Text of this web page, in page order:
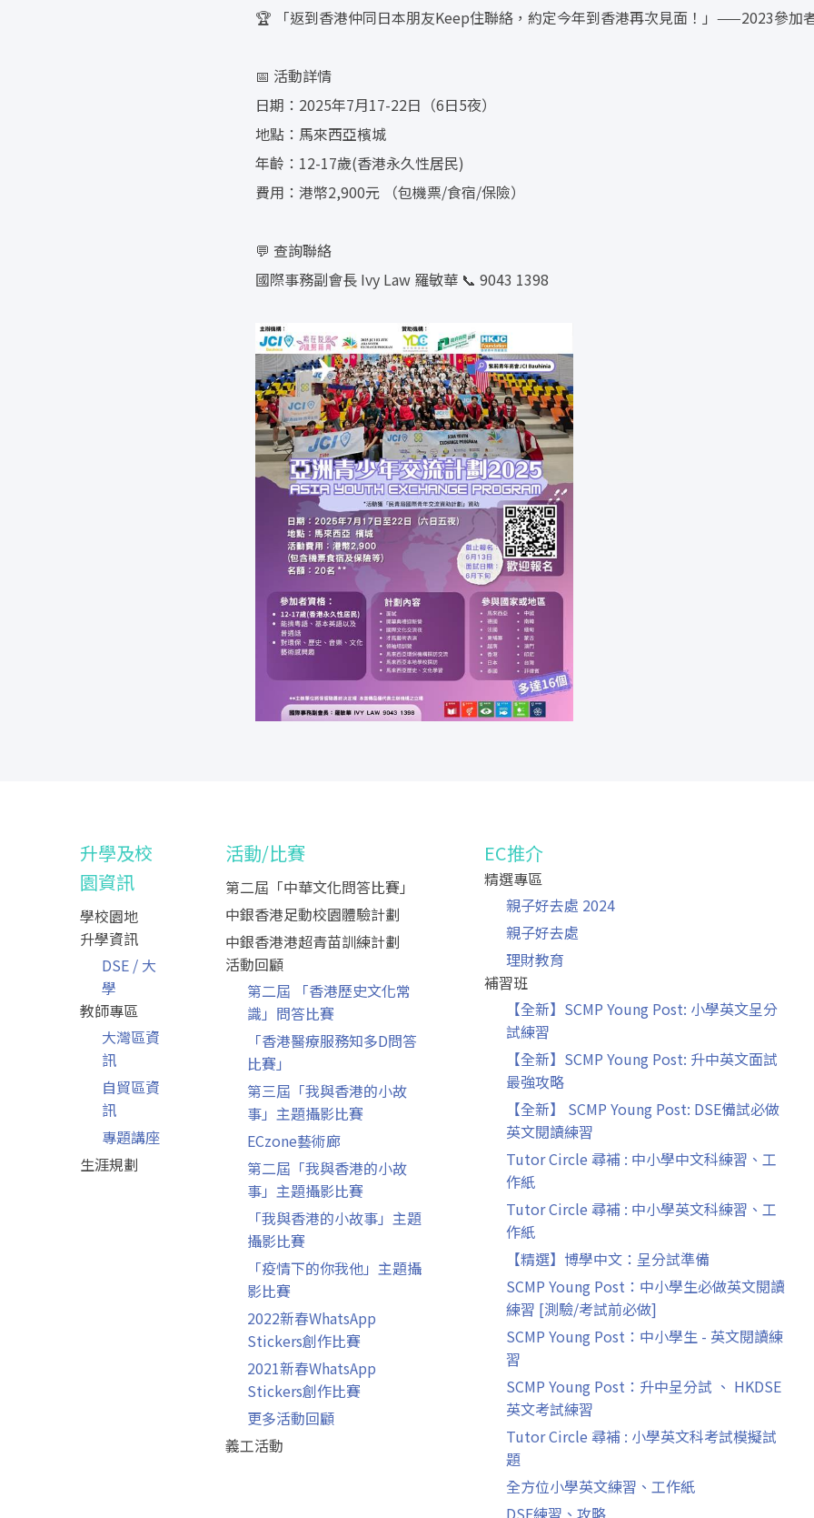
🏆 「返到香港仲同日本朋友Keep住聯絡，約定今年到香港再次見面！」——2023參加
📅 活動詳情
日期：2025年7月17-22日（6日5夜）
地點：馬來西亞檳城
年齡：12-17歲(香港永久性居民)
費用：港幣2,900元 （包機票/食宿/保險）
💬 查詢聯絡
國際事務副會長 Ivy Law 羅敏華 📞 9043 1398
升學及校
園資訊
學校園地
升學資訊
DSE / 大
學
教師專區
大灣區資
訊
自貿區資
訊
專題講座
生涯規劃
活動/比賽
第二屆「中華文化問答比賽」
中銀香港足動校園體驗計劃
中銀香港港超青苗訓練計劃
活動回顧
第二屆 「香港歷史文化常
識」問答比賽
「香港醫療服務知多D問答
比賽」
第三屆「我與香港的小故
事」主題攝影比賽
ECzone藝術廊
第二屆「我與香港的小故
事」主題攝影比賽
「我與香港的小故事」主題
攝影比賽
「疫情下的你我他」主題攝
影比賽
2022新春WhatsApp
Stickers創作比賽
2021新春WhatsApp
Stickers創作比賽
更多活動回顧
義工活動
EC推介
精選專區
親子好去處 2024
親子好去處
理財教育
補習班
【全新】SCMP Young Post: 小學英文呈分
試練習
【全新】SCMP Young Post: 升中英文面試
最強攻略
【全新】 SCMP Young Post: DSE備試必做
英文閱讀練習
Tutor Circle 尋補 : 中小學中文科練習、工
作紙
Tutor Circle 尋補 : 中小學英文科練習、工
作紙
【精選】博學中文：呈分試準備
SCMP Young Post：中小學生必做英文閱讀
練習 [測驗/考試前必做]
SCMP Young Post：中小學生 - 英文閱讀練
習
SCMP Young Post：升中呈分試 、 HKDSE
英文考試練習
Tutor Circle 尋補 : 小學英文科考試模擬試
題
全方位小學英文練習、工作紙
DSE練習、攻略